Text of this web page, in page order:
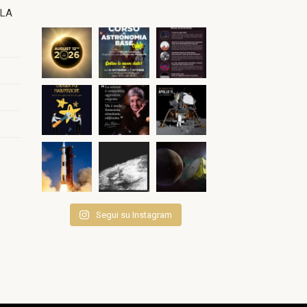
Segui su Instagram